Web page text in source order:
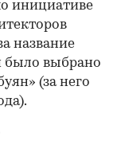
инициативе
название
было выбрано
(за него